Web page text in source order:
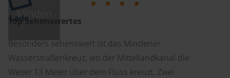
Minden
Lade
Top Sehenswertes
Besonders sehenswert ist das Mindener
Wasserstraßenkreuz, wo der Mittellandkanal die
Weser 13 Meter über dem Fluss kreuzt. Zwei